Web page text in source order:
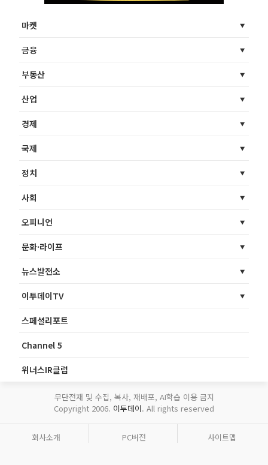
마켓
금융
부동산
산업
경제
국제
정치
사회
오피니언
문화·라이프
뉴스발전소
이투데이TV
스페셜리포트
Channel 5
위너스IR클럽
무단전재 및 수집, 복사, 재배포, AI학습 이용 금지
Copyright 2006. 이투데이. All rights reserved
회사소개 PC버전 사이트맵